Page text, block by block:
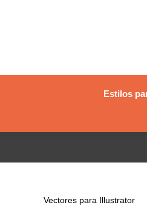
Estilos
Vectores para Illustrator